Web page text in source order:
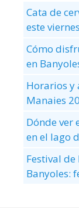
Cata de
este viernes
Cómo
en
Horarios y
Manaies
Dónde ver
en el lago
Festival
Banyoles: